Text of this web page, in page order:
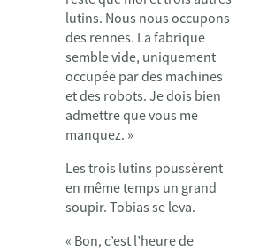
lutins. Nous nous occupons
des rennes. La fabrique
semble vide, uniquement
occupée par des machines
et des robots. Je dois bien
admettre que vous me
manquez. »
Les trois lutins poussèrent
en même temps un grand
soupir. Tobias se leva.
« Bon, c’est l’heure de